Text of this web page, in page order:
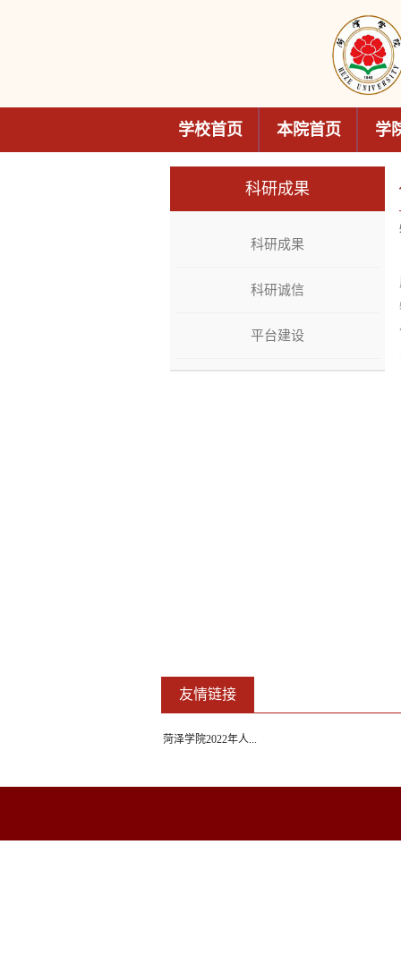
学校首页 本院首页 学
科研成果
科研成果
科研诚信
平台建设
友情链接
菏泽学院2022年人...